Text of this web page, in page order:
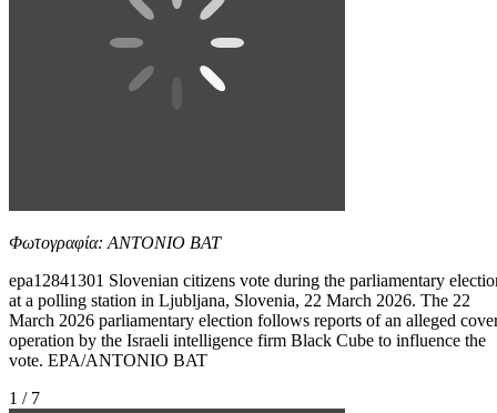
Φωτογραφία: ANTONIO BAT
epa12841301 Slovenian citizens vote during the parliamentary
at a polling station in Ljubljana, Slovenia, 22 March 2026. The 22
March 2026 parliamentary election follows reports of an alleged
operation by the Israeli intelligence firm Black Cube to influence the
vote. EPA/ANTONIO BAT
1 / 7